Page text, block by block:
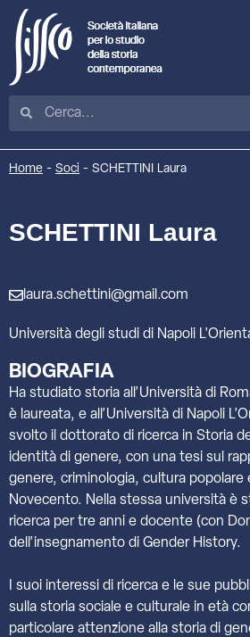
Home - Soci - SCHETTINI Laura
SCHETTINI Laura
laura.schettini@gmail.com
Università degli studi di Napoli
BIOGRAFIA
Ha studiato storia all’Università di
è laureata, e all’Università di Napoli
svolto il dottorato di ricerca in Storia
identità di genere, con una tesi sul
genere, criminologia, cultura popolare
Novecento. Nella stessa università è
ricerca per tre anni e docente (con
dell’insegnamento di Gender History.
I suoi interessi di ricerca e le sue
sulla storia sociale e culturale in età
particolare attenzione alla storia di